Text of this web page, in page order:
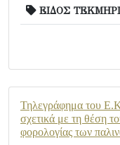
ΕΙΔΟΣ
Τηλεγράφημα του
σχετικά με τη θέση
φορολογίας των